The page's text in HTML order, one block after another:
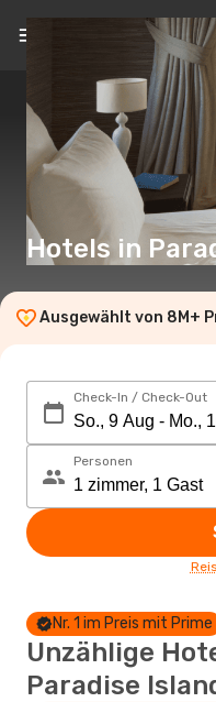
Hotels in
Ausgewählt von 8M+
Check-In / Check-Out
Personen
Nr. 1 im Preis mit Prime
Unzählige
Paradise